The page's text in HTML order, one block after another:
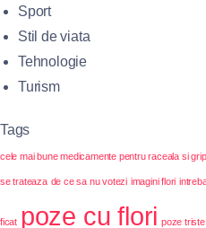
Sport
Stil de viata
Tehnologie
Turism
Tags
cele mai bune medicamente pentru raceala si
se trateaza de ce sa nu votezi imagini flori
ficat poze cu flori poze triste